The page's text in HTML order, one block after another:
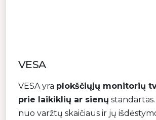
VESA
VESA yra plokščiųjų monitorių
prie laikiklių ar sienų
nuo varžtų skaičiaus ir jų